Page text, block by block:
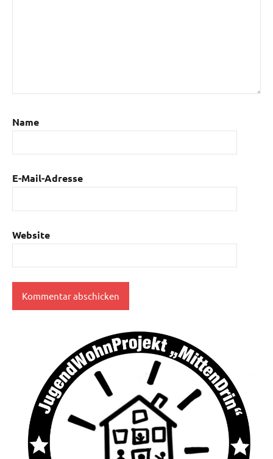
Name
E-Mail-Adresse
Website